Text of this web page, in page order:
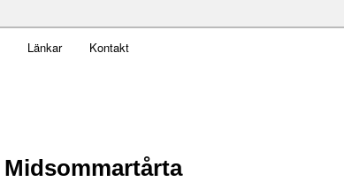
Länkar Kontakt
Midsommartårta